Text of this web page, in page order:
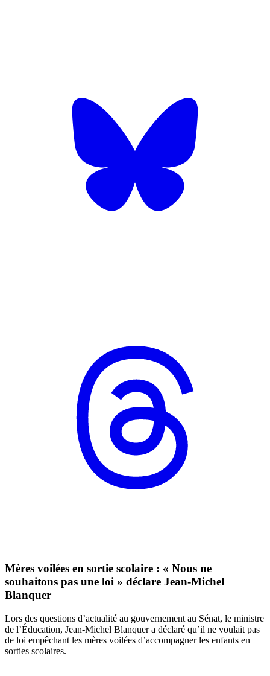
Mères voilées en sortie scolaire : « Nous ne
souhaitons pas une loi » déclare Jean-Michel
Blanquer
Lors des questions d’actualité au gouvernement au Sénat, le ministre
de l’Éducation, Jean-Michel Blanquer a déclaré qu’il ne voulait pas
de loi empêchant les mères voilées d’accompagner les enfants en
sorties scolaires.